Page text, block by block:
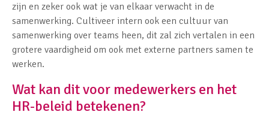
zijn en zeker ook wat je van elkaar verwacht in de
samenwerking. Cultiveer intern ook een cultuur van
samenwerking over teams heen, dit zal zich vertalen in een
grotere vaardigheid om ook met externe partners samen te
werken.
Wat kan dit voor medewerkers en het
HR-beleid betekenen?